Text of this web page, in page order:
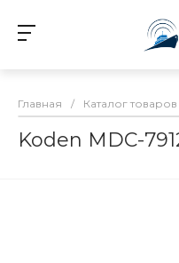
Главная / Каталог товаров
Koden MDC-